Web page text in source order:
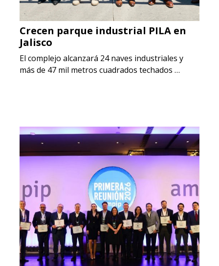
Crecen parque industrial PILA en
Jalisco
El complejo alcanzará 24 naves industriales y
más de 47 mil metros cuadrados techados …